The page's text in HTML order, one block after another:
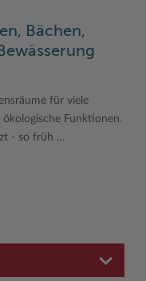
Bächen,
für viele
ökologische Funktionen.
- so früh …